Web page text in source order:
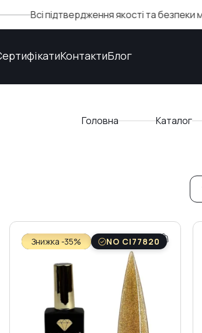
підтвердження якості та безпеки можна
КонтактиБлог
Головна Каталог
Знижка -35% NO CI77820